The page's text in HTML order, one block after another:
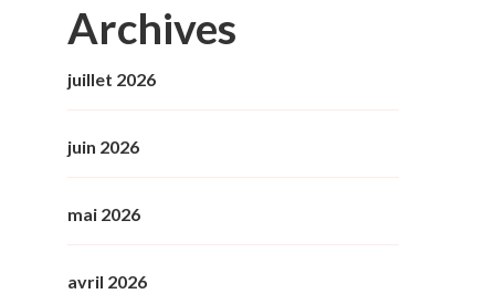
Archives
juillet 2026
juin 2026
mai 2026
avril 2026